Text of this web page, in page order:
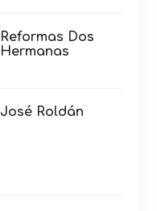
Reformas Dos
Hermanas
José Roldán